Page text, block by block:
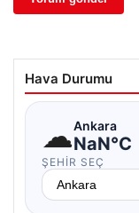
Hava Durumu
☁Ankara
NaN°C
ŞEHIR SEÇ